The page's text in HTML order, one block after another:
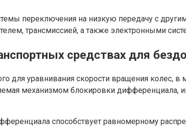
переключения на низкую передачу с
трансмиссией, а также электронными
средствах для
для уравнивания скорости вращения
механизмом блокировки дифференциала,
способствует равномерному